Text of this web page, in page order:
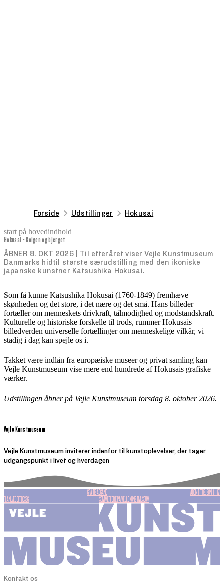
Forside Udstillinger Hokusai
start på hovedindhold
Hokusai - Bølgen og bjerget
ÅBNER 8. OKT 2026 | Til efteråret viser Vejle Kunstmuseum
Danmarks hidtil største særudstilling med den ikoniske
japanske kunstner Katsushika Hokusai.
senest opdateret 9. juli 2026
Som få kunne Katsushika Hokusai (1760-1849) fremhæve
skønheden og det store, i det nære og det små. Hans billeder
fortæller om menneskets drivkraft, tålmodighed og modstandskraft.
Kulturelle og historiske forskelle til trods, rummer Hokusais
billedverden universelle fortællinger om menneskelige vilkår, vi
stadig i dag kan spejle os i.
Takket være indlån fra europæiske museer og privat samling kan
Vejle Kunstmuseum vise mere end hundrede af Hokusais grafiske
værker.
Udstillingen åbner på Vejle Kunstmuseum torsdag 8. oktober 2026.
Vejle Kunstmuseum
Vejle Kunstmuseum inviterer indenfor til kunstoplevelser, der tager
udgangspunkt i livet og hverdagen
GRATIS ADGANG ÅBENT TIRS.-SØN. 11-17
PLANLÆG DIT BESØG SOMMERFERIE PÅ VEJLE KUNSTMUSEUM
Kontakt os